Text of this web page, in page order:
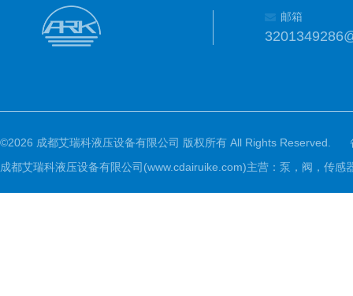
邮箱
©2026 成都艾瑞科液压设备有限公司 版权所有 All Rights Reserved.
成都艾瑞科液压设备有限公司(www.cdairuike.com)主营：泵，阀，传